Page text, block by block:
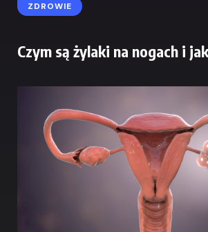
ZDROWIE
Czym są żylaki na nogach i